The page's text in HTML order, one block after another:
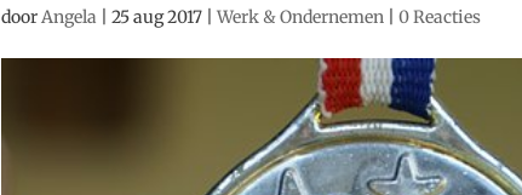
doorAngela 25 aug 2017 Werk & Ondernemen 0 Reacties